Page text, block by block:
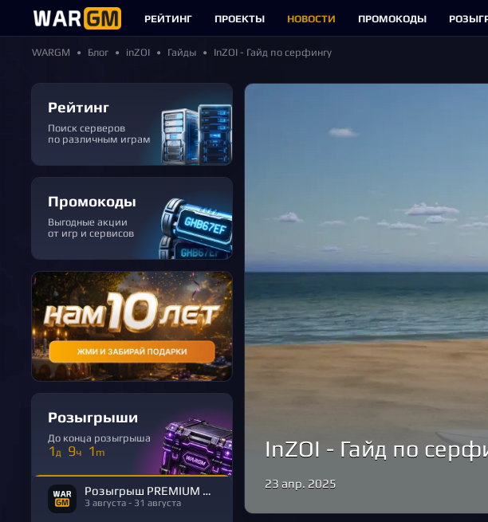
РЕЙТИНГ ПРОЕКТЫ НОВОСТИ ПРОМОКОДЫ
WARGM Блог inZOI Гайды InZOI - Гайд по серфингу
Рейтинг
Поиск серверов
по различным играм
Промокоды
Выгодные акции
от игр и сервисов
Розыгрыши
До конца розыгрыша
1д 9ч 1 m
Розыгрыш PREMIUM в честь Дня Рождения
3 августа - 31 августа
InZOI - Гайд по
23 апр. 2025